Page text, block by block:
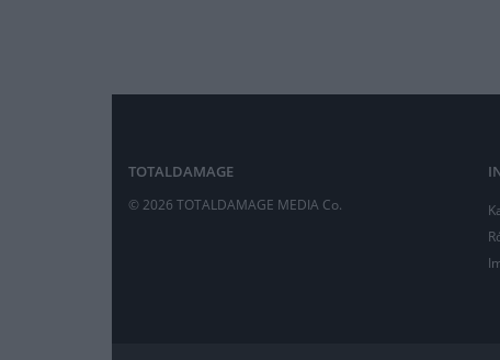
TOTALDAMAGE
© 2026 TOTALDAMAGE MEDIA Co.